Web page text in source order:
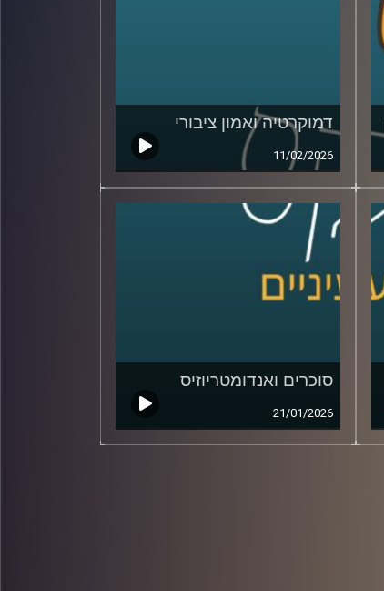
דמוקרטיה ואמון ציבורי
11/02/2026
סוכרים ואנדומטריוזיס
21/01/2026